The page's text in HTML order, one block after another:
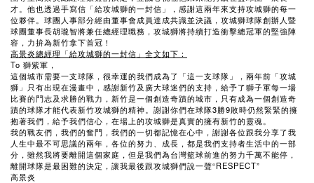
才。他也透過手寫信「給攻城獅的一封信」，感謝這兩年來支持攻城獅的每一
位夥伴。球團人事部分經由董事會成員達成共識並決議，攻城獅球隊創辦人暨
球團董事長胡瓏智將兼任總經理職務，攻城獅將持續打造衝擊總冠軍的堅強陣
容，力拚為新竹拿下首冠！
高景炎總經理「給攻城獅的一封信」全文如下：
To 獅紫軍，
這個城市需要一支球隊，很幸運的我們成為了「這一支球隊」，兩年前「攻城
獅」只有出現在漫畫中，感謝新竹及廣大球迷們的支持，給予了獅子軍每一場
比賽的鬥志及求勝的戰力，新竹是一個創造奇蹟的城市，只有成為一個創造奇
蹟的球隊才能代表新竹攻城獅的精神。謝謝你們在球隊3勝9敗時仍然緊緊的擁
抱著我們，給予我們信心，在場上的攻城獅是真實的擁有新竹的靈魂。
我的戰友們，我們的奮鬥，我們的一切都記憶在心中，謝謝各位跟我分享了我
人生中最不可思議的兩年，各位的努力、成長，都是我們支持者生活中的一部
分，雖然我將要離開這個家庭，但是我們為台灣籃球前進的努力千萬不能停，
離開球隊是最困難的決定，讓我最後跟攻城獅們說一聲“RESPECT”
高景炎